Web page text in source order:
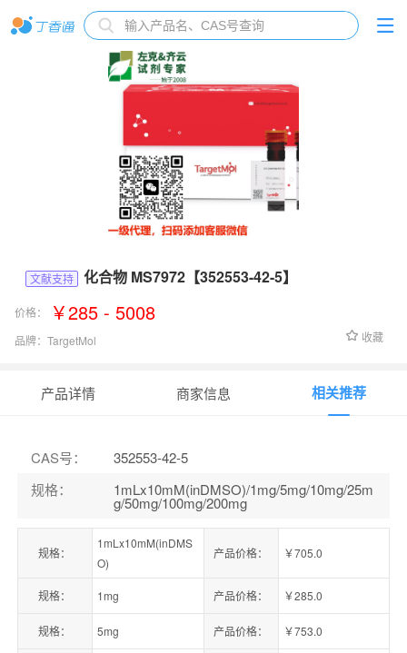
文献支持 化合物 MS7972【352553-42-5】
价格： ￥285 - 5008
品牌： TargetMol 收藏
产品详情 商家信息 相关推荐
CAS号：
352553-42-5
规格： 1mLx10mM(inDMSO)/1mg/5mg/10mg/25m
g/50mg/100mg/200mg
规格：
1mLx10mM(inDMS
O)
产品价格： ￥705.0
规格： 1mg 产品价格： ￥285.0
规格： 5mg 产品价格： ￥753.0